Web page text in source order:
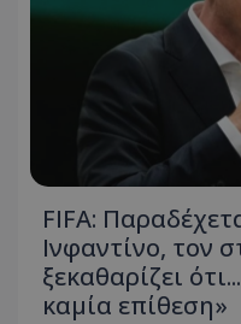
FIFA:
Ινφαντίνο, τον
ξεκαθαρίζει
καμία επίθεση»